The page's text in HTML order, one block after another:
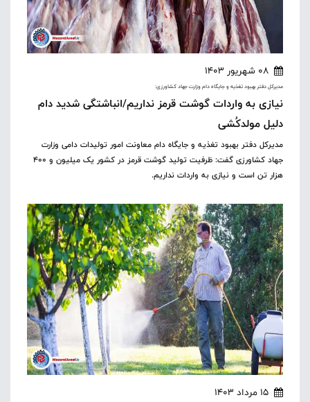
08 شهریور 1403
مدیرکل دفتر بهبود تغذیه و جایگاه دام وزارت جهاد کشاورزی:
نیازی به واردات گوشت قرمز نداریم/انباشتگی شدید دام
دلیل مولدکُشی
مدیرکل دفتر بهبود تغذیه و جایگاه دام معاونت امور تولیدات دامی وزارت
جهاد کشاورزی گفت: ظرفیت تولید گوشت قرمز در کشور یک میلیون و ۴۰۰
هزار تن است و نیازی به واردات نداریم.
15 مرداد 1403